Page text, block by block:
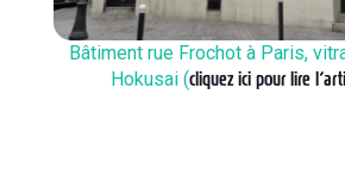
Bâtiment rue Frochot à Paris,
Hokusai (cliquez ici pour lire